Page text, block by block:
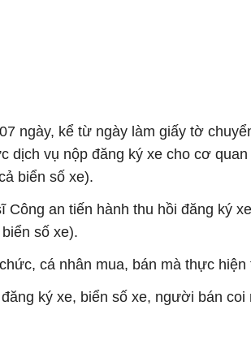
ngày, kể từ ngày làm giấy tờ
dịch vụ nộp đăng ký xe cho cơ
biển số xe).
Công an tiến hành thu hồi đăng ký
số xe).
cá nhân mua, bán mà thực
ký xe, biển số xe, người bán